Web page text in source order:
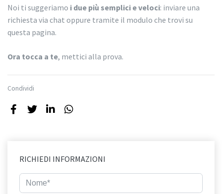
Noi ti suggeriamo i due più semplici e veloci: inviare una
richiesta via chat oppure tramite il modulo che trovi su
questa pagina.
Ora tocca a te, mettici alla prova.
Condividi
RICHIEDI INFORMAZIONI